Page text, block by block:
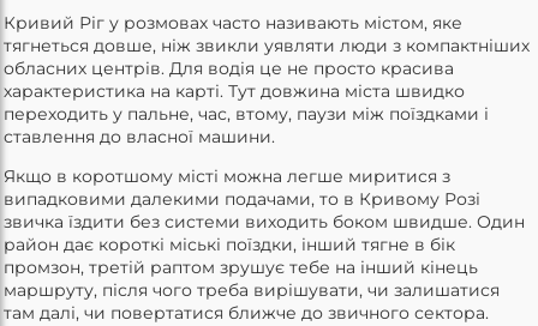
Кривий Ріг у розмовах часто називають містом, яке
тягнеться довше, ніж звикли уявляти люди з компактніших
обласних центрів. Для водія це не просто красива
характеристика на карті. Тут довжина міста швидко
переходить у пальне, час, втому, паузи між поїздками і
ставлення до власної машини.
Якщо в коротшому місті можна легше миритися з
випадковими далекими подачами, то в Кривому Розі
звичка їздити без системи виходить боком швидше. Один
район дає короткі міські поїздки, інший тягне в бік
промзон, третій раптом зрушує тебе на інший кінець
маршруту, після чого треба вирішувати, чи залишатися
там далі, чи повертатися ближче до звичного сектора.